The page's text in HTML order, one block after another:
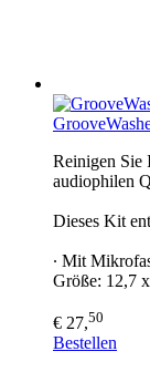
Reinigen Sie
audiophilen
Dieses Kit
∙ Mit
Größe: 12,7
€ 27,50
Bestellen